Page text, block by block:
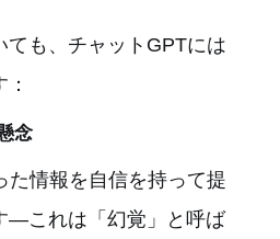
ても、チャットGPTには
念
た情報を自信を持って提
—これは「幻覚」と呼ば